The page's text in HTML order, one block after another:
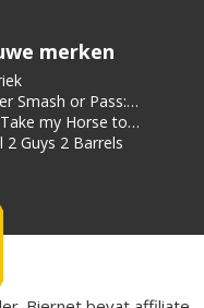
merken
Smash or Pass:
my Horse to
Room
2 Guys 2 Barrels